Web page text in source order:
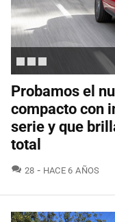
Probamos el
compacto con
serie y que
total
28 COMENTARIOS
HACE 6 AÑOS